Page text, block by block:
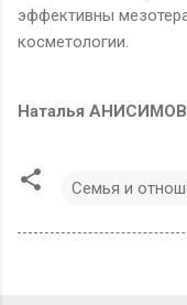
эффективны
косметологии.
Наталья
Семья и